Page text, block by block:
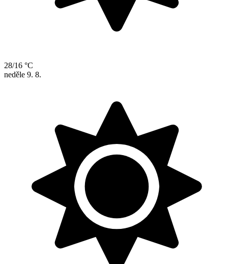
28/16 °C
neděle 9. 8.